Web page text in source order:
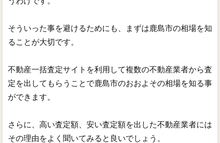
そういった事を避けるためにも、まずは鹿島市の相場を知
ることが大切です。
不動産一括査定サイトを利用して複数の不動産業者から査
定を出してもらうことで鹿島市のおおよその相場を知る事
ができます。
さらに、高い査定額、安い査定額を出した不動産業者には
その理由をよく聞いてみると良いでしょう。